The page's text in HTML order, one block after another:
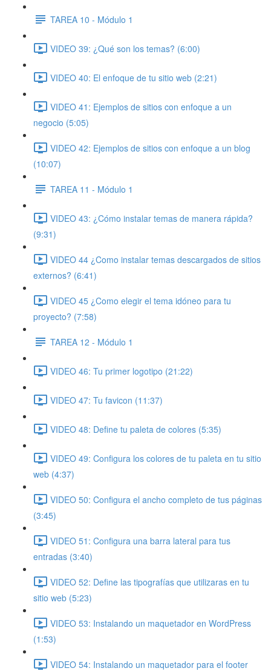
TAREA 10 - Módulo 1
VIDEO 39: ¿Qué son los temas? (6:00)
VIDEO 40: El enfoque de tu sitio web (2:21)
VIDEO 41: Ejemplos de sitios con enfoque a un
negocio (5:05)
VIDEO 42: Ejemplos de sitios con enfoque a un blog
(10:07)
TAREA 11 - Módulo 1
VIDEO 43: ¿Cómo instalar temas de manera rápida?
(9:31)
VIDEO 44 ¿Como instalar temas descargados de sitios
externos? (6:41)
VIDEO 45 ¿Como elegir el tema idóneo para tu
proyecto? (7:58)
TAREA 12 - Módulo 1
VIDEO 46: Tu primer logotipo (21:22)
VIDEO 47: Tu favicon (11:37)
VIDEO 48: Define tu paleta de colores (5:35)
VIDEO 49: Configura los colores de tu paleta en tu sitio
web (4:37)
VIDEO 50: Configura el ancho completo de tus páginas
(3:45)
VIDEO 51: Configura una barra lateral para tus
entradas (3:40)
VIDEO 52: Define las tipografías que utilizaras en tu
sitio web (5:23)
VIDEO 53: Instalando un maquetador en WordPress
(1:53)
VIDEO 54: Instalando un maquetador para el footer